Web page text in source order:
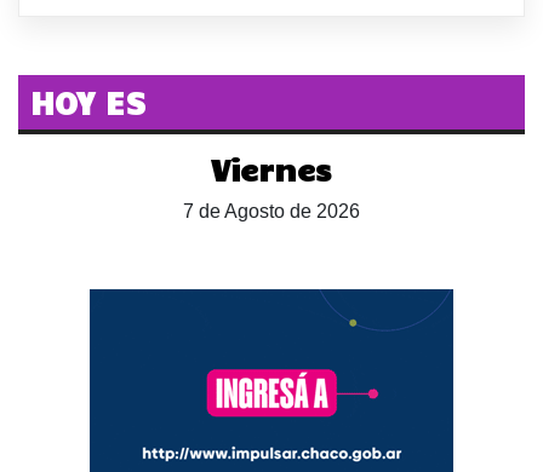
HOY ES
Viernes
7 de Agosto de 2026